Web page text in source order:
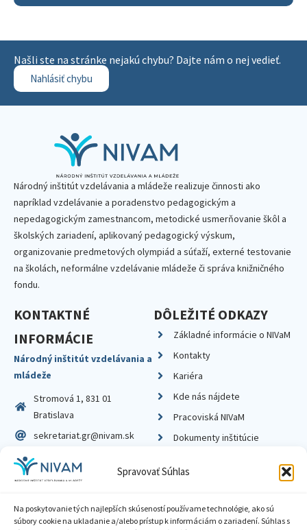
Spravovať Súhlas
Na poskytovanie tých najlepších skúseností používame technológie, ako sú
súbory cookie na ukladanie a/alebo prístup k informáciám o zariadení. Súhlas s
Našli ste na stránke nejakú chybu? Dajte nám o nej vedieť.
Nahlásiť chybu
Národný inštitút vzdelávania a mládeže realizuje činnosti ako
napríklad vzdelávanie a poradenstvo pedagogickým a
nepedagogickým zamestnancom, metodické usmerňovanie škôl a
školských zariadení, aplikovaný pedagogický výskum,
organizovanie predmetových olympiád a súťaží, externé testovanie
na školách, neformálne vzdelávanie mládeže či správa knižničného
fondu.
KONTAKTNÉ
INFORMÁCIE
Národný inštitút vzdelávania a
mládeže
Stromová 1, 831 01
Bratislava
sekretariat.gr@nivam.sk
IČO: 00164348
DIČ: 2020798714
DÔLEŽITÉ ODKAZY
Základné informácie o NIVaM
Kontakty
Kariéra
Kde nás nájdete
Pracoviská NIVaM
Dokumenty inštitúcie